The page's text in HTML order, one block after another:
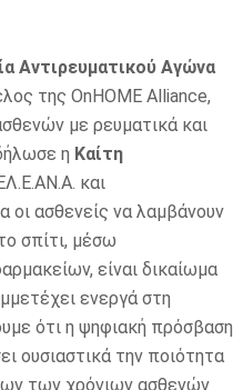
Αντιρευματικού Αγώνα
της OnHOME Alliance,
με ρευματικά και
η Καίτη
και
οι ασθενείς να λαμβάνουν
σπίτι, μέσω
είναι δικαίωμα
ενεργά στη
ότι η ψηφιακή πρόσβαση
ουσιαστικά την ποιότητα
των χρόνιων ασθενών